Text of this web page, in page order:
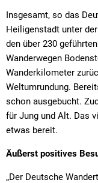
Insgesamt, so das
Heiligenstadt unter
den über 230
Wanderwegen
Wanderkilometer
Weltumrundung.
schon ausgebucht.
für Jung und Alt. Das
etwas bereit.
Äußerst positives
„Der Deutsche